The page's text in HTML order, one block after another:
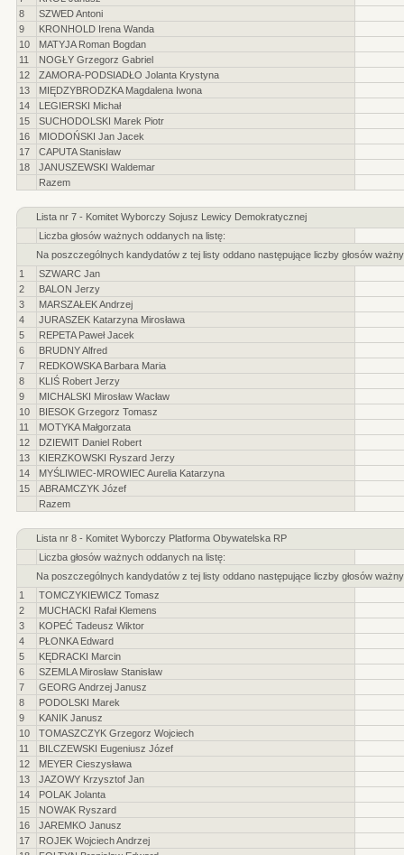
8
SZWED Antoni
9
KRONHOLD Irena Wanda
10
MATYJA Roman Bogdan
11
NOGŁY Grzegorz Gabriel
12
ZAMORA-PODSIADŁO Jolanta Krystyna
13
MIĘDZYBRODZKA Magdalena Iwona
14
LEGIERSKI Michał
15
SUCHODOLSKI Marek Piotr
16
MIODOŃSKI Jan Jacek
17
CAPUTA Stanisław
18
JANUSZEWSKI Waldemar
Razem
Lista nr 7 - Komitet Wyborczy Sojusz Lewicy Demokratycznej
Liczba głosów ważnych oddanych na listę:
Na poszczególnych kandydatów z tej listy oddano następujące liczby głosów
1
SZWARC Jan
2
BALON Jerzy
3
MARSZAŁEK Andrzej
4
JURASZEK Katarzyna Mirosława
5
REPETA Paweł Jacek
6
BRUDNY Alfred
7
REDKOWSKA Barbara Maria
8
KLIŚ Robert Jerzy
9
MICHALSKI Mirosław Wacław
10
BIESOK Grzegorz Tomasz
11
MOTYKA Małgorzata
12
DZIEWIT Daniel Robert
13
KIERZKOWSKI Ryszard Jerzy
14
MYŚLIWIEC-MROWIEC Aurelia Katarzyna
15
ABRAMCZYK Józef
Razem
Lista nr 8 - Komitet Wyborczy Platforma Obywatelska RP
Liczba głosów ważnych oddanych na listę:
Na poszczególnych kandydatów z tej listy oddano następujące liczby głosów
1
TOMCZYKIEWICZ Tomasz
2
MUCHACKI Rafał Klemens
3
KOPEĆ Tadeusz Wiktor
4
PŁONKA Edward
5
KĘDRACKI Marcin
6
SZEMLA Mirosław Stanisław
7
GEORG Andrzej Janusz
8
PODOLSKI Marek
9
KANIK Janusz
10
TOMASZCZYK Grzegorz Wojciech
11
BILCZEWSKI Eugeniusz Józef
12
MEYER Cieszysława
13
JAZOWY Krzysztof Jan
14
POLAK Jolanta
15
NOWAK Ryszard
16
JAREMKO Janusz
17
ROJEK Wojciech Andrzej